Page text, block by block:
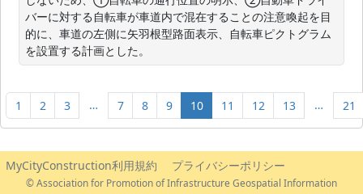
バーに対する自転車が車道内で混在することの注意喚起を目
的に、車道の左側に矢羽根型路面表示、自転車ピクトグラム
を設置する計画とした。
1 2 3 … 7 8 9 10 11 12 13 … 21
MyCityConstruction利用規約 プライバシーポリシー
© Association for Promotion of Infrastructure Geospatial Information